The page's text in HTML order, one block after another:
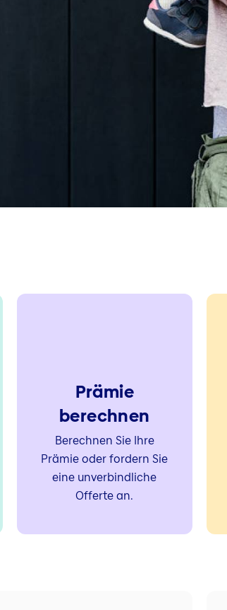
Prämie
berechnen
Berechnen Sie Ihre
Prämie oder fordern Sie
eine unverbindliche
Offerte an.